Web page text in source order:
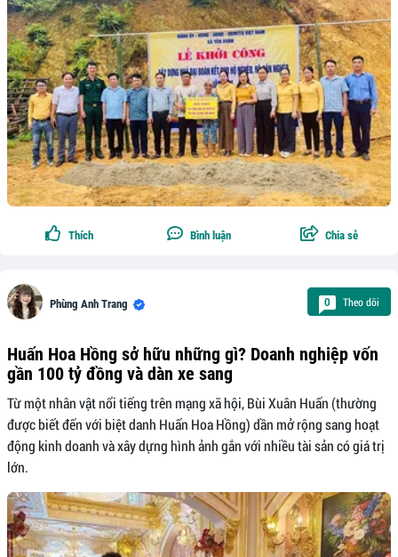
Thích Bình luận Chia sẻ
Phùng Anh Trang 0 Theo dõi
Huấn Hoa Hồng sở hữu những gì? Doanh nghiệp vốn
gần 100 tỷ đồng và dàn xe sang
Từ một nhân vật nổi tiếng trên mạng xã hội, Bùi Xuân Huấn (thường
được biết đến với biệt danh Huấn Hoa Hồng) dần mở rộng sang hoạt
động kinh doanh và xây dựng hình ảnh gắn với nhiều tài sản có giá trị
lớn.